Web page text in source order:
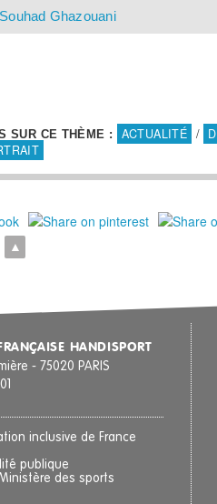
Ghazouani
SUR CE THÈME : ACTUALITÉ /
HANDISPORT
- 75020 PARIS
inclusive de France
publique
des sports